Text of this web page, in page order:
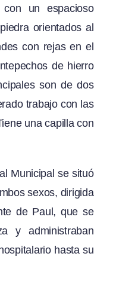
un espacioso
orientados al
con rejas en el
de hierro
son de dos
trabajo con las
una capilla con
Municipal se situó
sexos, dirigida
de Paul, que se
y administraban
hasta su